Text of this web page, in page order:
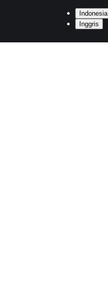
Indonesia
Inggris